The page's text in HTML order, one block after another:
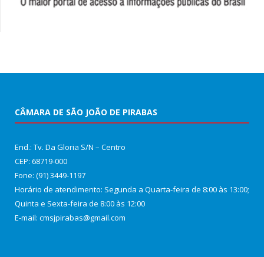
CÂMARA DE SÃO JOÃO DE PIRABAS
End.: Tv. Da Gloria S/N – Centro
CEP: 68719-000
Fone: (91) 3449-1197
Horário de atendimento: Segunda a Quarta-feira de 8:00 às 13:00;
Quinta e Sexta-feira de 8:00 às 12:00
E-mail: cmsjpirabas@gmail.com